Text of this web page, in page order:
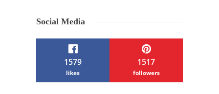
Social Media
1579
likes
1517
followers